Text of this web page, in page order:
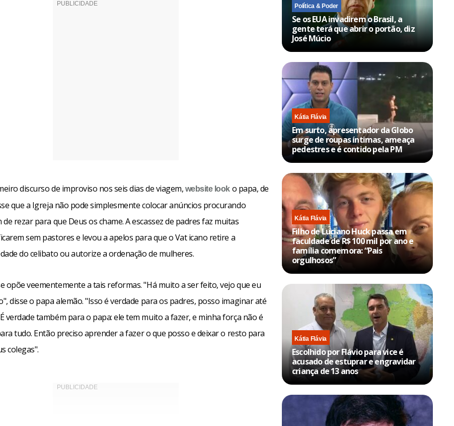
discurso de improviso nos seis dias de viagem, website look o papa, de
que a Igreja não pode simplesmente colocar anúncios procurando
de rezar para que Deus os chame. A escassez de padres faz muitas
sem pastores e levou a apelos para que o Vat icano retire a
do celibato ou autorize a ordenação de mulheres.
opõe veementemente a tais reformas. "Há muito a ser feito, vejo que eu
disse o papa alemão. "Isso é verdade para os padres, posso imaginar até
verdade também para o papa: ele tem muito a fazer, e minha força não é
tudo. Então preciso aprender a fazer o que posso e deixar o resto para
colegas".
Política & Poder
Se os EUA invadirem o Brasil, a
gente terá que abrir o portão, diz
José Múcio
Kátia Flávia
Em surto, apresentador da Globo
surge de roupas íntimas, ameaça
pedestres e é contido pela PM
Kátia Flávia
Filho de Luciano Huck passa em
faculdade de R$ 100 mil por ano e
família comemora: “Pais
orgulhosos”
Kátia Flávia
Escolhido por Flávio para vice é
acusado de estuprar e engravidar
criança de 13 anos